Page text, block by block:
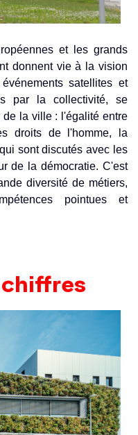
et les grands
donnent vie à la vision
satellites et
par la collectivité, se
la ville : l'égalité entre
droits de l'homme, la
sont discutés avec les
de la démocratie. C'est
diversité de métiers,
pointues et